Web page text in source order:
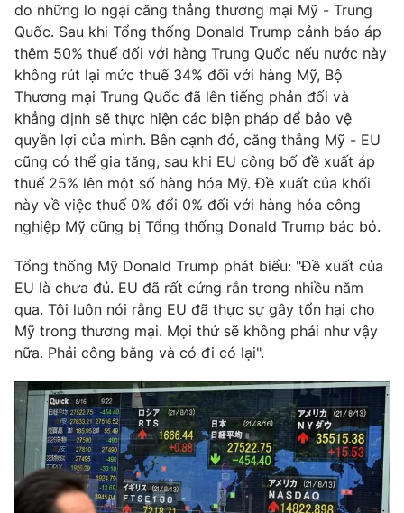
Tư vấn
Chuyên mục khác
Emagazine Podcast
Photo Infographic
Video Shorts video
VTV Money VTV Thể thao
VTV Sức khoẻ Bất động sản
Thị trường 24h Tấm lòng Việt
VTV4 Vươn mình bằng AI
VTV9 VTV8
Liên hệ tòa soạn English
do những lo ngại căng thẳng thương mại Mỹ - Trung
Quốc. Sau khi Tổng thống Donald Trump cảnh báo áp
thêm 50% thuế đối với hàng Trung Quốc nếu nước này
không rút lại mức thuế 34% đối với hàng Mỹ, Bộ
Thương mại Trung Quốc đã lên tiếng phản đối và
khẳng định sẽ thực hiện các biện pháp để bảo vệ
quyền lợi của mình. Bên cạnh đó, căng thẳng Mỹ - EU
cũng có thể gia tăng, sau khi EU công bố đề xuất áp
thuế 25% lên một số hàng hóa Mỹ. Đề xuất của khối
này về việc thuế 0% đổi 0% đối với hàng hóa công
nghiệp Mỹ cũng bị Tổng thống Donald Trump bác bỏ.
Tổng thống Mỹ Donald Trump phát biểu: "Đề xuất của
EU là chưa đủ. EU đã rất cứng rắn trong nhiều năm
qua. Tôi luôn nói rằng EU đã thực sự gây tổn hại cho
Mỹ trong thương mại. Mọi thứ sẽ không phải như vậy
nữa. Phải công bằng và có đi có lại".